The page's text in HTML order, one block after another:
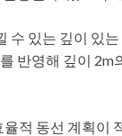
수 있는 깊이 있
반영해 깊이
율적 동선 계획이